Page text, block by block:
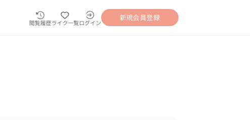
閲覧履歴ライク一覧ログイン
新規会員登録